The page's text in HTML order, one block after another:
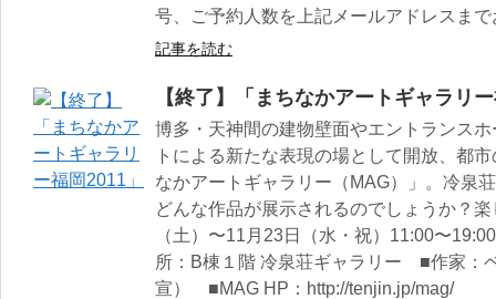
号、ご予約人数を上記メールアドレスま
記事を読む
【終了】「まちなかアートギャラリ
博多・天神間の建物壁面やエントランス
トによる新たな表現の場として開放、都
なかアートギャラリー（MAG）」。冷泉
どんな作品が展示されるのでしょうか？
（土）〜11月23日（水・祝）11:00〜
所：B棟１階 冷泉荘ギャラリー ■作家：
宣） ■MAG HP：http://tenjin.jp/mag/